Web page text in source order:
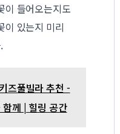
이 들어오는지도
이 있는지 미리
즈풀빌라 추천 -
께 | 힐링 공간